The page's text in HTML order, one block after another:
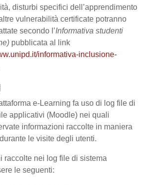
disturbi specifici dell’apprendimento
vulnerabilità certificate potranno
secondo l’Informativa studenti
pubblicata al link
informativa-inclusione-
e-Learning fa uso di log file di
applicativi (Moodle) nei quali
informazioni raccolte in maniera
le visite degli utenti.
raccolte nei log file di sistema
le seguenti: